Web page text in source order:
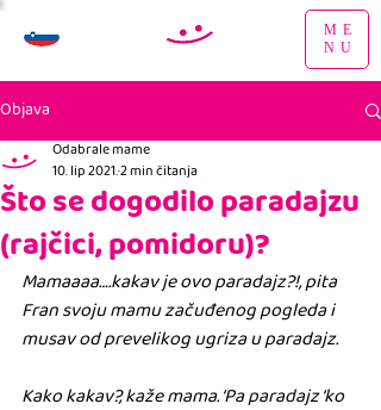
ME
NU
Objava
Što se dogodilo paradajzu
(rajčici, pomidoru)?
Odabrale mame
10. lip 2021.2 min čitanja
Mamaaaa….kakav je ovo paradajz?!, pita
Fran svoju mamu začuđenog pogleda i
musav od prevelikog ugriza u paradajz.
Kako kakav?, kaže mama. ‘Pa paradajz ‘ko